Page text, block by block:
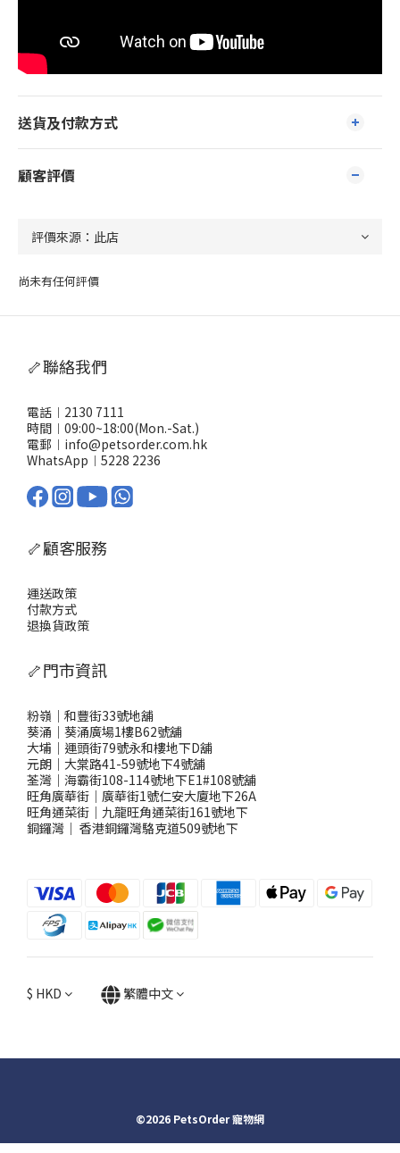
送貨及付款方式
顧客評價
尚未有任何評價
🦴聯絡我們
電話︱2130 7111
時間︱09:00~18:00(Mon.-Sat.)
電郵︱info@petsorder.com.hk
WhatsApp︱ 5228 2236
🦴顧客服務
運送政策
付款方式
退換貨政策
🦴門市資訊
粉嶺｜和豐街33號地舖
葵涌｜葵涌廣場1樓B62號舖
大埔｜運頭街79號永和樓地下D舖
元朗｜大棠路41-59號地下4號舖
荃灣｜海霸街108-114號地下E1#108號舖
旺角廣華街｜廣華街1號仁安大廈地下26A
旺角通菜街｜九龍旺角通菜街161號地下
銅鑼灣 ｜ 香港銅鑼灣駱克道509號地下
$ HKD 繁體中文
©2026 PetsOrder 寵物網